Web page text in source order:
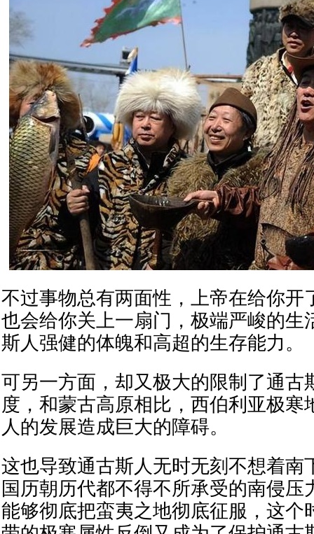
不过事物总有两面性，上帝在给你开
也会给你关上一扇门，极端严峻的生
斯人强健的体魄和高超的生存能力。
可另一方面，却又极大的限制了通古
度，和蒙古高原相比，西伯利亚极寒
人的发展造成巨大的障碍。
这也导致通古斯人无时无刻不想着南
国历朝历代都不得不所承受的南侵压
能够彻底把蛮夷之地彻底征服，这个